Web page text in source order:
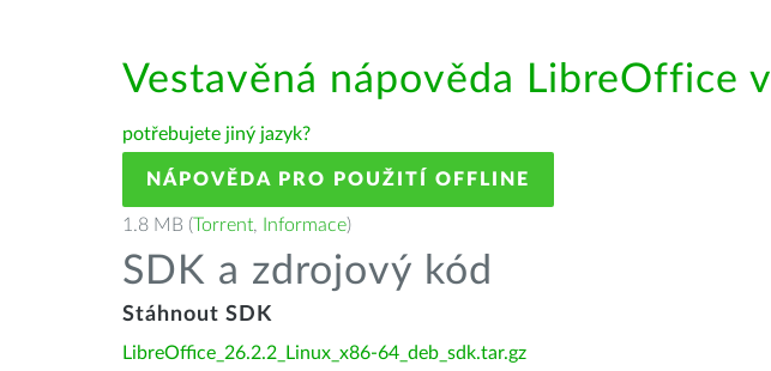
Vestavěná nápověda LibreOffice v
potřebujete jiný jazyk?
NÁPOVĚDA PRO POUŽITÍ OFFLINE
1.8 MB (Torrent, Informace)
SDK a zdrojový kód
Stáhnout SDK
LibreOffice_26.2.2_Linux_x86-64_deb_sdk.tar.gz